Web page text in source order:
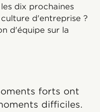
dix prochaines
d'entreprise ?
d'équipe sur la
forts ont
difficiles.